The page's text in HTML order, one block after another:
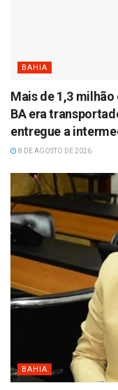
BAHIA
Mais de 1,3
BA era
entregue a
8 DE AGOSTO DE 2026
BAHIA